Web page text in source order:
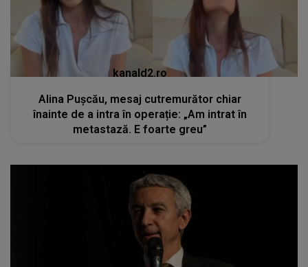
kanald2.ro
Alina Pușcău, mesaj cutremurător chiar
înainte de a intra în operație: „Am intrat în
metastază. E foarte greu”